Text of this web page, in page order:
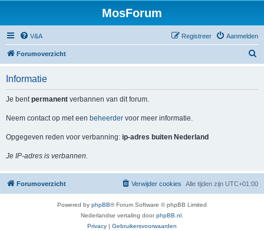
MosForum
V&A Aanmelden
Registreer
Forumoverzicht
Informatie
Je bentpermanent verbannen van dit forum.
Neem contact op met een beheerder voor meer informatie.
Opgegeven reden voor verbanning: ip-adres buiten Nederland
Je IP-adres is verbannen.
Forumoverzicht Alle tijden zijn UTC+01:00
Verwijder cookies
Powered by phpBB® Forum Software © phpBB Limited
Nederlandse vertaling doorphpBB.nl
Privacy | Gebruikersvoorwaarden